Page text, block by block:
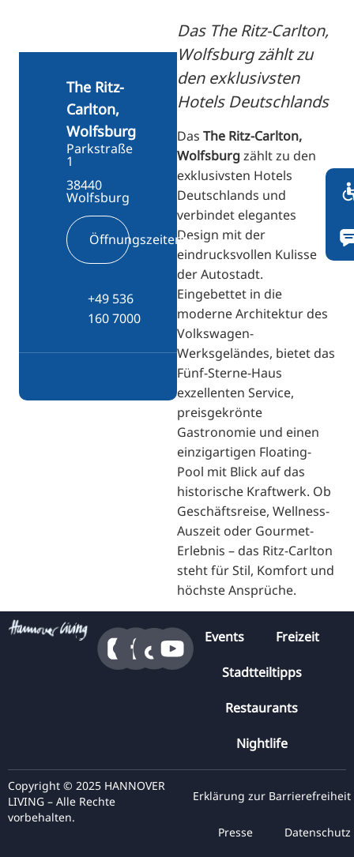
Das The Ritz-Carlton,
Wolfsburg zählt zu
den exklusivsten
Hotels Deutschlands
Das The Ritz-Carlton,
Wolfsburgzählt zu den
exklusivsten Hotels
Deutschlands und
verbindet elegantes
Design mit der
eindrucksvollen Kulisse
der Autostadt.
Eingebettet in die
moderne Architektur des
Volkswagen-
Werksgeländes, bietet das
Fünf-Sterne-Haus
exzellenten Service,
preisgekrönte
Gastronomie und einen
einzigartigen Floating-
Pool mit Blick auf das
historische Kraftwerk. Ob
Geschäftsreise, Wellness-
Auszeit oder Gourmet-
Erlebnis – das Ritz-Carlton
steht für Stil, Komfort und
höchste Ansprüche.
The Ritz-
Carlton,
Wolfsburg
Parkstraße
1
38440
Wolfsburg
Öffnungszeiten
+49 536
160 7000
Events Freizeit
Stadtteiltipps
Restaurants
Nightlife
Copyright © 2025 HANNOVER
LIVING – Alle Rechte
vorbehalten.
Erklärung zur Barrierefreiheit
Presse Datenschutz